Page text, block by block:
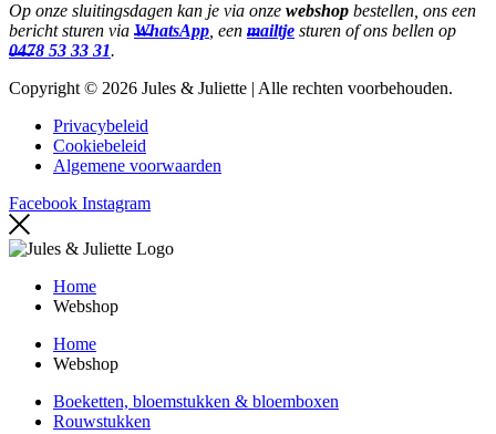
Op onze sluitingsdagen kan je via onze webshop bestellen, ons een
bericht sturen via WhatsApp, een mailtje sturen of ons bellen op
0478 53 33 31.
Copyright © 2026 Jules & Juliette | Alle rechten voorbehouden.
Privacybeleid
Cookiebeleid
Algemene voorwaarden
Facebook Instagram
Home
Webshop
Home
Webshop
Boeketten, bloemstukken & bloemboxen
Rouwstukken